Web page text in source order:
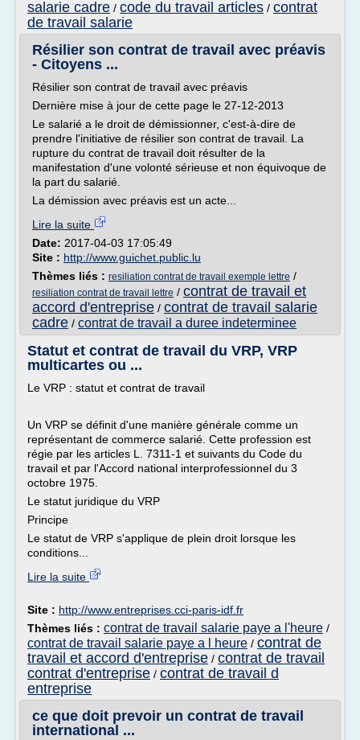
salarie cadre / code du travail articles / contrat
de travail salarie
Résilier son contrat de travail avec préavis
- Citoyens ...
Résilier son contrat de travail avec préavis
Dernière mise à jour de cette page le 27-12-2013
Le salarié a le droit de démissionner, c'est-à-dire de
prendre l'initiative de résilier son contrat de travail. La
rupture du contrat de travail doit résulter de la
manifestation d'une volonté sérieuse et non équivoque de
la part du salarié.
La démission avec préavis est un acte...
Lire la suite
Date: 2017-04-03 17:05:49
Site : http://www.guichet.public.lu
Thèmes liés : resiliation contrat de travail exemple lettre /
resiliation contrat de travail lettre / contrat de travail et
accord d'entreprise / contrat de travail salarie
cadre / contrat de travail a duree indeterminee
Statut et contrat de travail du VRP, VRP
multicartes ou ...
Le VRP : statut et contrat de travail
Un VRP se définit d'une manière générale comme un
représentant de commerce salarié. Cette profession est
régie par les articles L. 7311-1 et suivants du Code du
travail et par l'Accord national interprofessionnel du 3
octobre 1975.
Le statut juridique du VRP
Principe
Le statut de VRP s'applique de plein droit lorsque les
conditions...
Lire la suite
Site : http://www.entreprises.cci-paris-idf.fr
Thèmes liés : contrat de travail salarie paye a l'heure /
contrat de travail salarie paye a l heure / contrat de
travail et accord d'entreprise / contrat de travail
contrat d'entreprise / contrat de travail d
entreprise
ce que doit prevoir un contrat de travail
international ...